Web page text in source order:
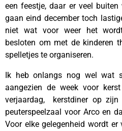
een feestje, daar er veel
gaan eind december toch
niet wat voor weer het
besloten om met de kinderen
spelletjes te organiseren.
Ik heb onlangs nog wel wat
aangezien de week voor
verjaardag, kerstdiner op
peuterspeelzaal voor Arco en
Voor elke gelegenheid wordt